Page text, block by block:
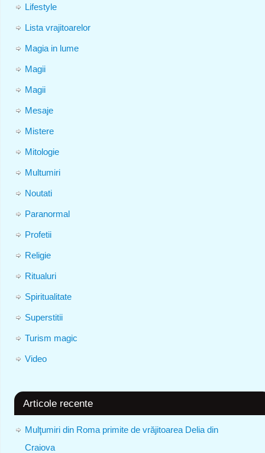
Lifestyle
Lista vrajitoarelor
Magia in lume
Magii
Magii
Mesaje
Mistere
Mitologie
Multumiri
Noutati
Paranormal
Profetii
Religie
Ritualuri
Spiritualitate
Superstitii
Turism magic
Video
Articole recente
Mulţumiri din Roma primite de vrăjitoarea Delia din
Craiova